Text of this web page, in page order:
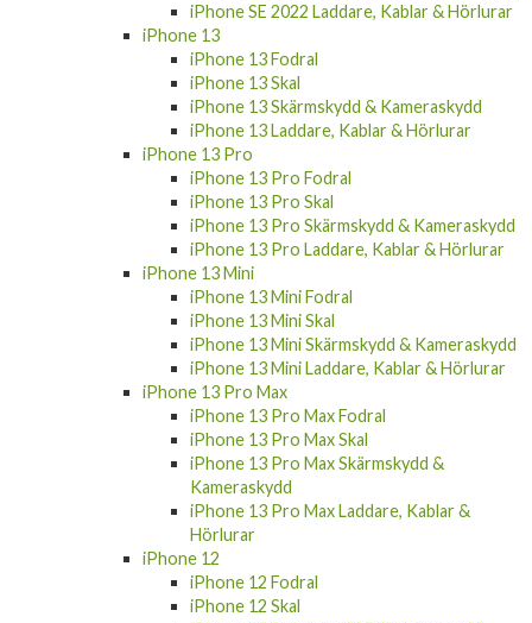
iPhone 13
iPhone 13 Fodral
iPhone 13 Skal
iPhone 13 Skärmskydd & Kameraskydd
iPhone 13 Laddare, Kablar & Hörlurar
iPhone 13 Pro
iPhone 13 Pro Fodral
iPhone 13 Pro Skal
iPhone 13 Pro Skärmskydd & Kameraskydd
iPhone 13 Pro Laddare, Kablar & Hörlurar
iPhone 13 Mini
iPhone 13 Mini Fodral
iPhone 13 Mini Skal
iPhone 13 Mini Skärmskydd & Kameraskydd
iPhone 13 Mini Laddare, Kablar & Hörlurar
iPhone 13 Pro Max
iPhone 13 Pro Max Fodral
iPhone 13 Pro Max Skal
iPhone 13 Pro Max Skärmskydd &
Kameraskydd
iPhone 13 Pro Max Laddare, Kablar &
Hörlurar
iPhone 12
iPhone 12 Fodral
iPhone 12 Skal
iPhone 12 Skärmskydd & Kameraskydd